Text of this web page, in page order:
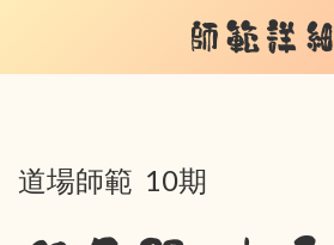
師範詳細
道場師範 10期